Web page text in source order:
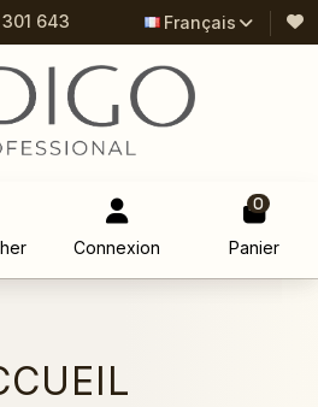
643 Français
Connexion
0
Panier